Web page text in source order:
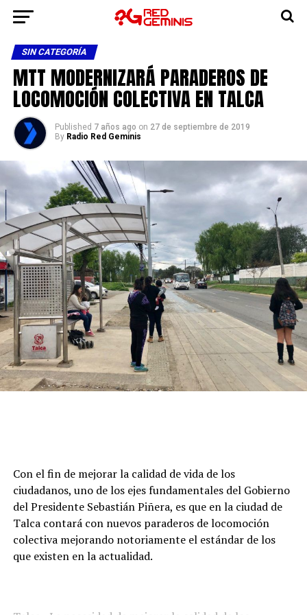
SIN CATEGORÍA
MTT MODERNIZARÁ PARADEROS DE
LOCOMOCIÓN COLECTIVA EN TALCA
Published 7 años ago on 27 de septiembre de 2019
By Radio Red Geminis
Con el fin de mejorar la calidad de vida de los
ciudadanos, uno de los ejes fundamentales del Gobierno
del Presidente Sebastián Piñera, es que en la ciudad de
Talca contará con nuevos paraderos de locomoción
colectiva mejorando notoriamente el estándar de los
que existen en la actualidad.